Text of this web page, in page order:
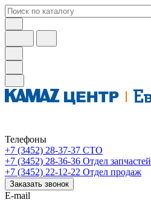
Телефоны
+7 (3452) 28-37-37 СТО
+7 (3452) 28-36-36 Отдел запчастей
+7 (3452) 22-12-22 Отдел продаж
Заказать звонок
E-mail